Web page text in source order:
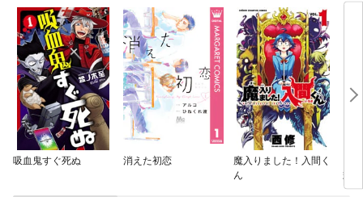
吸血鬼すぐ死ぬ 消えた初恋
魔入りました！入間く
ん
式
で